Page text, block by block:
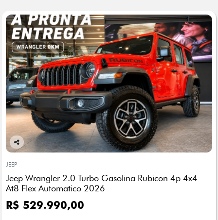
Co
arti
lhe
JEEP
Jeep Wrangler 2.0 Turbo Gasolina Rubicon 4p 4x4
At8 Flex Automatico 2026
R$ 529.990,00